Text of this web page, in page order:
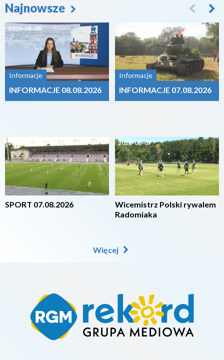
Najnowsze
2026-08-08
Informacje
INFORMACJE 08.08.2026
2026-08-07
SPORT 07.08.2026
Informacje
INFORMACJE 07.08.2026
2026-08-07
Wicemistrz Polski rywalem
Radomiaka
Więcej